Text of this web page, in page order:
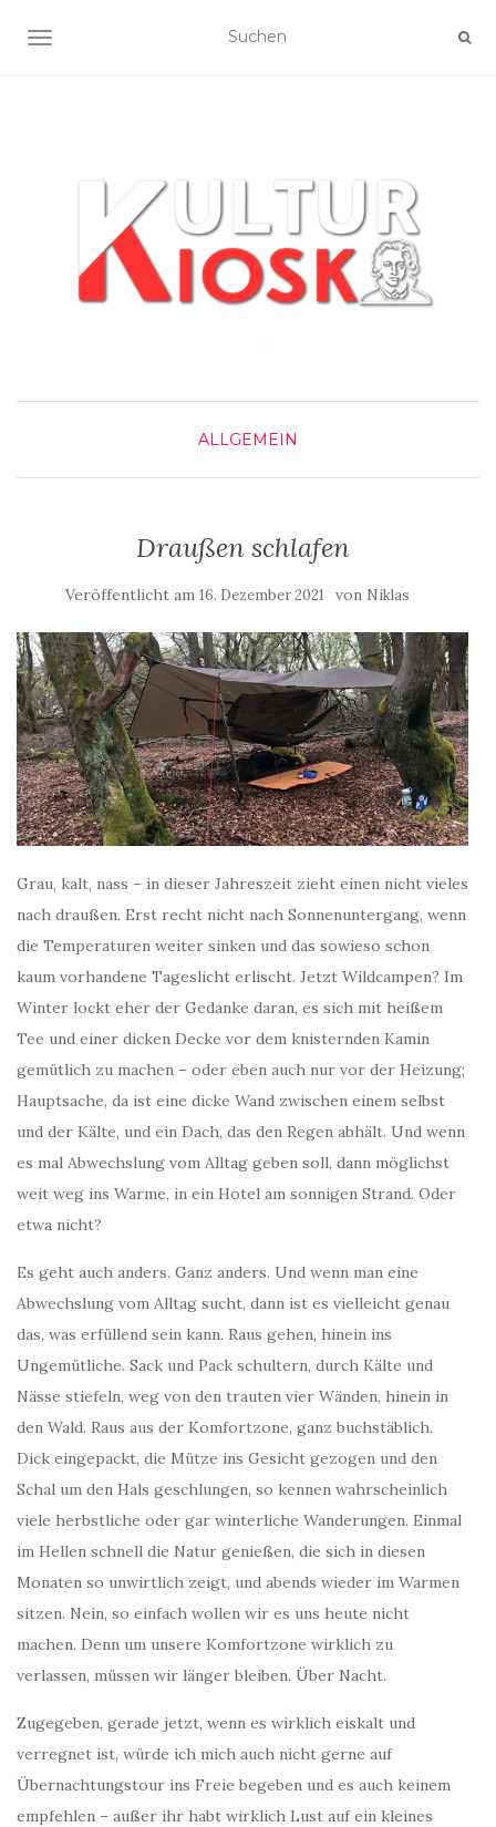
NAVIGATION UMSCHALTEN
ALLGEMEIN
Draußen schlafen
Veröffentlicht am 16. Dezember 2021 von Niklas
Grau, kalt, nass – in dieser Jahreszeit zieht einen nicht vieles
nach draußen. Erst recht nicht nach Sonnenuntergang, wenn
die Temperaturen weiter sinken und das sowieso schon
kaum vorhandene Tageslicht erlischt. Jetzt Wildcampen? Im
Winter lockt eher der Gedanke daran, es sich mit heißem
Tee und einer dicken Decke vor dem knisternden Kamin
gemütlich zu machen – oder eben auch nur vor der Heizung;
Hauptsache, da ist eine dicke Wand zwischen einem selbst
und der Kälte, und ein Dach, das den Regen abhält. Und wenn
es mal Abwechslung vom Alltag geben soll, dann möglichst
weit weg ins Warme, in ein Hotel am sonnigen Strand. Oder
etwa nicht?
Es geht auch anders. Ganz anders. Und wenn man eine
Abwechslung vom Alltag sucht, dann ist es vielleicht genau
das, was erfüllend sein kann. Raus gehen, hinein ins
Ungemütliche. Sack und Pack schultern, durch Kälte und
Nässe stiefeln, weg von den trauten vier Wänden, hinein in
den Wald. Raus aus der Komfortzone, ganz buchstäblich.
Dick eingepackt, die Mütze ins Gesicht gezogen und den
Schal um den Hals geschlungen, so kennen wahrscheinlich
viele herbstliche oder gar winterliche Wanderungen. Einmal
im Hellen schnell die Natur genießen, die sich in diesen
Monaten so unwirtlich zeigt, und abends wieder im Warmen
sitzen. Nein, so einfach wollen wir es uns heute nicht
machen. Denn um unsere Komfortzone wirklich zu
verlassen, müssen wir länger bleiben. Über Nacht.
Zugegeben, gerade jetzt, wenn es wirklich eiskalt und
verregnet ist, würde ich mich auch nicht gerne auf
Übernachtungstour ins Freie begeben und es auch keinem
empfehlen – außer ihr habt wirklich Lust auf ein kleines